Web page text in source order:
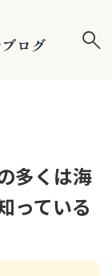
ログ
多くは海
っている